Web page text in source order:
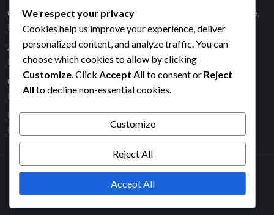
Geschenkcodes für besondere Ereignisse in Evony: Edelsteine,
Beschleunigungen, Ressourcen
Ablaufdaten von Geschenkcodes für Evony: Edelsteine,
Beschleunigungen, Buffs
Gemeinschaftseinblicke zu Meilensteinpreisen in Evony:
Ressourcen, Buffs, Beschleunigungen
Ereignisspezifische Meilensteinpreise in Evony: Ressourcen,
Buffs, Beschleunigungen
2026© All right reserved by Radiustheme
We respect your privacy
Cookies help us improve your experience, deliver
personalized content, and analyze traffic. You can
choose which cookies to allow by clicking
Customize . Click Accept All to consent or Reject
All to decline non-essential cookies.
Customize
Reject All
Accept All